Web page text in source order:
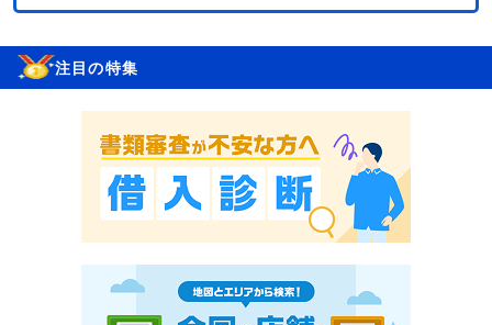
注目の特集